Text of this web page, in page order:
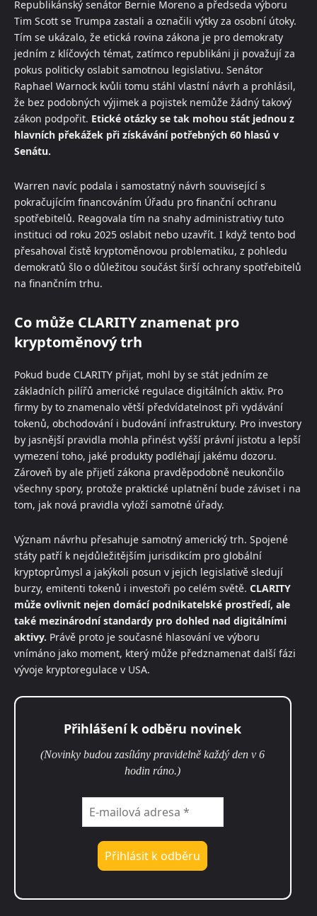
Republikánský senátor Bernie Moreno a předseda výboru
Tim Scott se Trumpa zastali a označili výtky za osobní útoky.
Tím se ukázalo, že etická rovina zákona je pro demokraty
jedním z klíčových témat, zatímco republikáni ji považují za
pokus politicky oslabit samotnou legislativu. Senátor
Raphael Warnock kvůli tomu stáhl vlastní návrh a prohlásil,
že bez podobných výjimek a pojistek nemůže žádný takový
zákon podpořit. Etické otázky se tak mohou stát jednou z
hlavních překážek při získávání potřebných 60 hlasů v
Senátu.
Warren navíc podala i samostatný návrh související s
pokračujícím financováním Úřadu pro finanční ochranu
spotřebitelů. Reagovala tím na snahy administrativy tuto
instituci od roku 2025 oslabit nebo uzavřít. I když tento bod
přesahoval čistě kryptoměnovou problematiku, z pohledu
demokratů šlo o důležitou součást širší ochrany spotřebitelů
na finančním trhu.
Co může CLARITY znamenat pro
kryptoměnový trh
Pokud bude CLARITY přijat, mohl by se stát jedním ze
základních pilířů americké regulace digitálních aktiv. Pro
firmy by to znamenalo větší předvídatelnost při vydávání
tokenů, obchodování i budování infrastruktury. Pro investory
by jasnější pravidla mohla přinést vyšší právní jistotu a lepší
vymezení toho, jaké produkty podléhají jakému dozoru.
Zároveň by ale přijetí zákona pravděpodobně neukončilo
všechny spory, protože praktické uplatnění bude záviset i na
tom, jak nová pravidla vyloží samotné úřady.
Význam návrhu přesahuje samotný americký trh. Spojené
státy patří k nejdůležitějším jurisdikcím pro globální
kryptoprůmysl a jakýkoli posun v jejich legislativě sledují
burzy, emitenti tokenů i investoři po celém světě. CLARITY
může ovlivnit nejen domácí podnikatelské prostředí, ale
také mezinárodní standardy pro dohled nad digitálními
aktivy. Právě proto je současné hlasování ve výboru
vnímáno jako moment, který může předznamenat další fázi
vývoje kryptoregulace v USA.
Přihlášení k odběru novinek
(Novinky budou zasílány pravidelně každý den v 6
hodin ráno.)